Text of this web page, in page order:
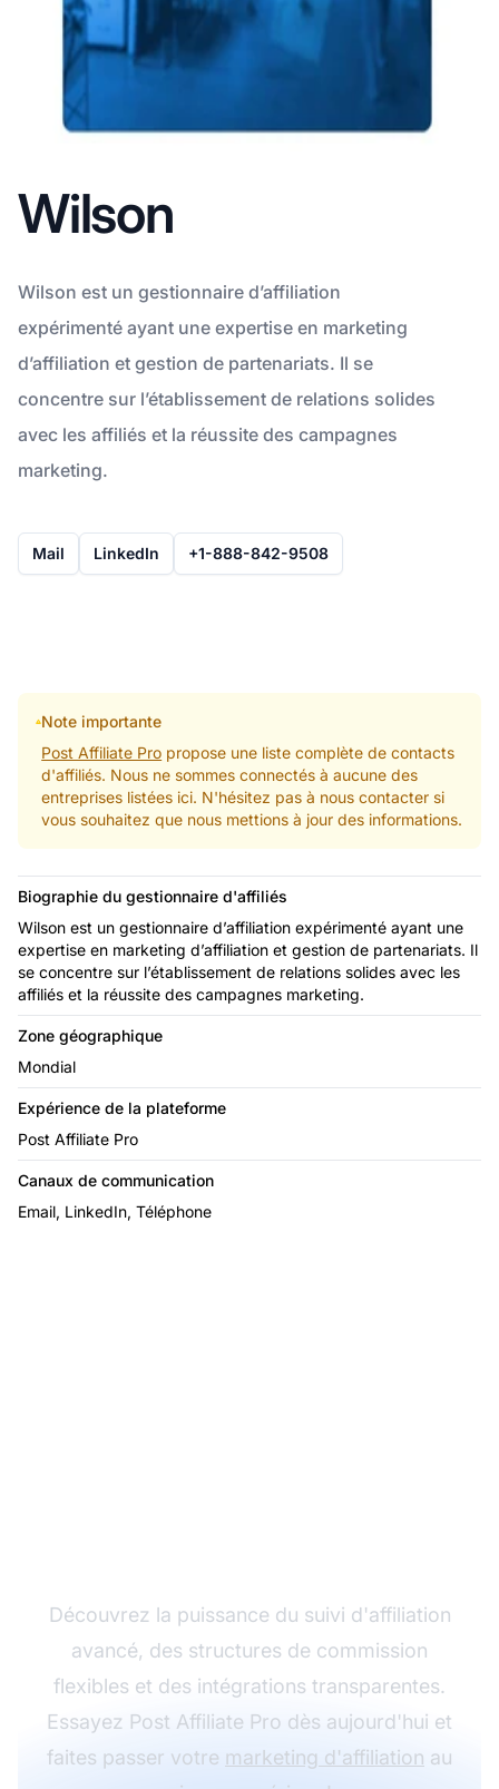
Wilson
Wilson est un gestionnaire d’affiliation
expérimenté ayant une expertise en marketing
d’affiliation et gestion de partenariats. Il se
concentre sur l’établissement de relations solides
avec les affiliés et la réussite des campagnes
marketing.
Mail LinkedIn +1-888-842-9508
Note importante
Post Affiliate Pro propose une liste complète de contacts
d'affiliés. Nous ne sommes connectés à aucune des
entreprises listées ici. N'hésitez pas à nous contacter si
vous souhaitez que nous mettions à jour des informations.
Biographie du gestionnaire d'affiliés
Wilson est un gestionnaire d’affiliation expérimenté ayant une
expertise en marketing d’affiliation et gestion de partenariats. Il
se concentre sur l’établissement de relations solides avec les
affiliés et la réussite des campagnes marketing.
Zone géographique
Mondial
Expérience de la plateforme
Post Affiliate Pro
Canaux de communication
Email, LinkedIn, Téléphone
Découvrez la puissance du suivi d'affiliation
avancé, des structures de commission
flexibles et des intégrations transparentes.
Essayez Post Affiliate Pro dès aujourd'hui et
faites passer votre marketing d'affiliation au